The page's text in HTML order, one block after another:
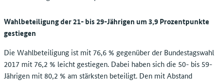
Wahlbeteiligung der 21- bis 29-Jährigen um 3,9 Prozentpunkte
gestiegen
Die Wahlbeteiligung ist mit 76,6 % gegenüber der Bundestagswahl
2017 mit 76,2 % leicht gestiegen. Dabei haben sich die 50- bis 59-
Jährigen mit 80,2 % am stärksten beteiligt. Den mit Abstand